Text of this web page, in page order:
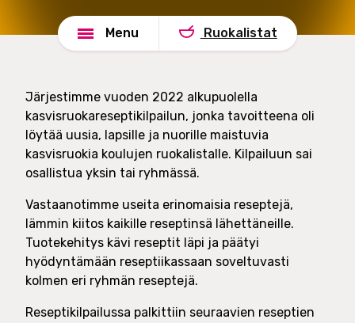
e
l
u
O
y
s
h
a
e
Menu Ruokalistat
Järjestimme vuoden 2022 alkupuolella
kasvisruokareseptikilpailun, jonka tavoitteena oli
löytää uusia, lapsille ja nuorille maistuvia
kasvisruokia koulujen ruokalistalle. Kilpailuun sai
osallistua yksin tai ryhmässä.
Vastaanotimme useita erinomaisia reseptejä,
lämmin kiitos kaikille reseptinsä lähettäneille.
Tuotekehitys kävi reseptit läpi ja päätyi
hyödyntämään reseptiikassaan soveltuvasti
kolmen eri ryhmän reseptejä.
Reseptikilpailussa palkittiin seuraavien reseptien